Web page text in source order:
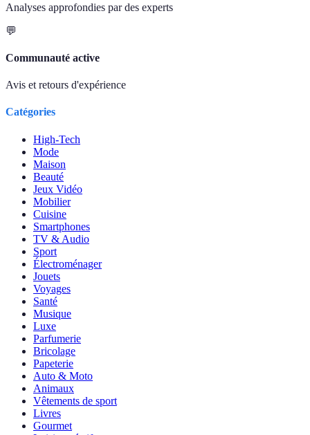
Analyses approfondies par des experts
💬
Communauté active
Avis et retours d'expérience
Catégories
High-Tech
Mode
Maison
Beauté
Jeux Vidéo
Mobilier
Cuisine
Smartphones
TV & Audio
Sport
Électroménager
Jouets
Voyages
Santé
Musique
Luxe
Parfumerie
Bricolage
Papeterie
Auto & Moto
Animaux
Vêtements de sport
Livres
Gourmet